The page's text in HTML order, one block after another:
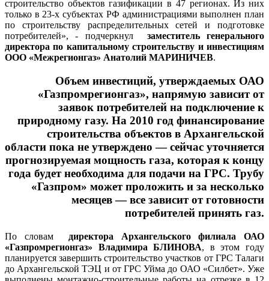
строительство объектов газификации в 47 регионах. Из них
только в 23-х субъектах РФ администрациями выполнен план
по строительству распределительных сетей и подготовке
потребителей», - подчеркнул
заместитель генерального
директора по капитальному строительству и инвестициям
ООО «Межрегионгаз» Анатолий МАРИНИЧЕВ.
Объем инвестиций, утверждаемых ОАО
«Газпромрегионгаз», напрямую зависит от
заявок потребителей на подключение к
природному газу. На 2010 год финансирование
строительства объектов в Архангельской
области пока не утверждено — сейчас уточняется
прогнозируемая мощность газа, которая к концу
года будет необходима для подачи на ГРС. Трубу
«Газпром» может проложить и за несколько
месяцев — все зависит от готовности
потребителей принять газ.
По словам
директора Архангельского филиала ОАО
«Газпромрегионгаз» Владимира БЛИНОВА, в этом году
планируется завершить строительство участков от ГРС Талаги
до Архангельской ТЭЦ и от ГРС Уйма до ОАО «Силбет». Уже